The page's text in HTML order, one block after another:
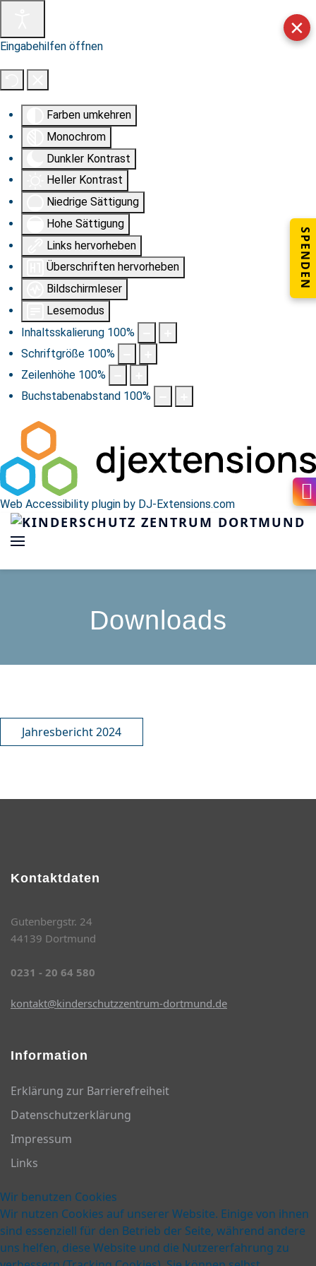
Eingabehilfen öffnen
Farben umkehren
Monochrom
Dunkler Kontrast
Heller Kontrast
Niedrige Sättigung
Hohe Sättigung
Links hervorheben
Überschriften hervorheben
Bildschirmleser
Lesemodus
Inhaltsskalierung 100%
Schriftgröße 100%
Zeilenhöhe 100%
Buchstabenabstand 100%
Web Accessibility plugin by DJ-Extensions.com
Downloads
Jahresbericht 2024
Kontaktdaten
Gutenbergstr. 24
44139 Dortmund
0231 - 20 64 580
kontakt@kinderschutzzentrum-dortmund.de
Information
Erklärung zur Barrierefreiheit
Datenschutzerklärung
Impressum
Links
SPENDEN
✕
Wir benutzen Cookies
Wir nutzen Cookies auf unserer Website. Einige von ihnen
sind essenziell für den Betrieb der Seite, während andere
uns helfen, diese Website und die Nutzererfahrung zu